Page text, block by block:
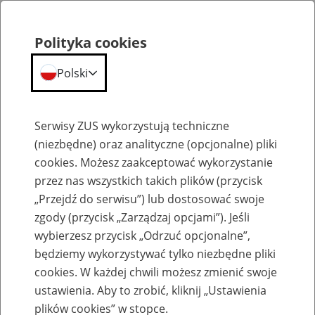
Emerytury
Baza zlikwidowanych lub
przekształconych zakładów pracy
Polityka cookies
Polski
Serwisy ZUS wykorzystują techniczne
(niezbędne) oraz analityczne (opcjonalne) pliki
cookies. Możesz zaakceptować wykorzystanie
przez nas wszystkich takich plików (przycisk
„Przejdź do serwisu”) lub dostosować swoje
zgody (przycisk „Zarządzaj opcjami”). Jeśli
wybierzesz przycisk „Odrzuć opcjonalne”,
będziemy wykorzystywać tylko niezbędne pliki
cookies. W każdej chwili możesz zmienić swoje
ustawienia. Aby to zrobić, kliknij „Ustawienia
plików cookies” w stopce.